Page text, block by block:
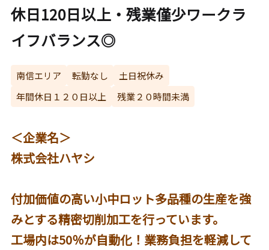
休日120日以上・残業僅少ワークラ
イフバランス◎
南信エリア 転勤なし
土日祝休み
年間休日１２０日以上
残業２０時間未満
＜企業名＞
株式会社ハヤシ
付加価値の高い小中ロット多品種の生産を強
みとする精密切削加工を行っています。
工場内は50％が自動化！業務負担を軽減して